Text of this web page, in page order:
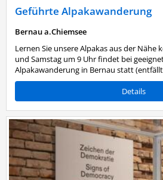
Geführte Alpakawanderung
Bernau a.Chiemsee
Lernen Sie unsere Alpakas aus der Nähe
und Samstag um 9 Uhr findet bei
Alpakawanderung in Bernau statt
Details